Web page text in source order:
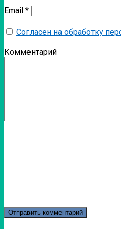
Email *
Согласен на обработку
Комментарий